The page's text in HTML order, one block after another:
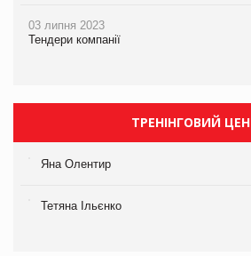
03 липня 2023
Тендери компанії
ТРЕНІНГОВИЙ
Яна Олентир
Тетяна Ільєнко